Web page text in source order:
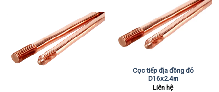
Cọc tiếp địa đồng đỏ
D16x2.4m
Liên hệ